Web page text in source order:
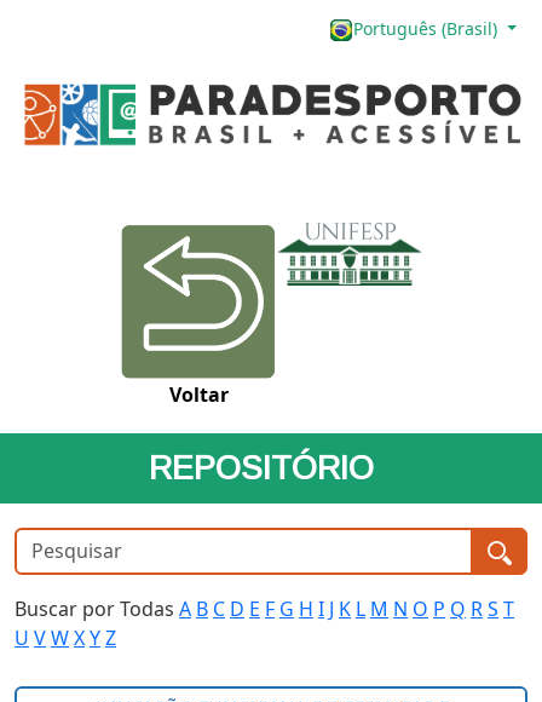
Português (Brasil)
Voltar
REPOSITÓRIO
Buscar por Todas A B C D E F G H I J K L M N O P Q RS T
U VWXYZ